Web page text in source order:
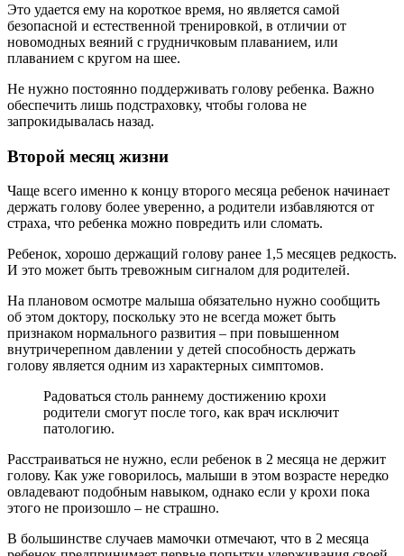
Это удается ему на короткое время, но является самой
безопасной и естественной тренировкой, в отличии от
новомодных веяний с грудничковым плаванием, или
плаванием с кругом на шее.
Не нужно постоянно поддерживать голову ребенка. Важно
обеспечить лишь подстраховку, чтобы голова не
запрокидывалась назад.
Второй месяц жизни
Чаще всего именно к концу второго месяца ребенок начинает
держать голову более уверенно, а родители избавляются от
страха, что ребенка можно повредить или сломать.
Ребенок, хорошо держащий голову ранее 1,5 месяцев редкость.
И это может быть тревожным сигналом для родителей.
На плановом осмотре малыша обязательно нужно сообщить
об этом доктору, поскольку это не всегда может быть
признаком нормального развития – при повышенном
внутричерепном давлении у детей способность держать
голову является одним из характерных симптомов.
Радоваться столь раннему достижению крохи
родители смогут после того, как врач исключит
патологию.
Расстраиваться не нужно, если ребенок в 2 месяца не держит
голову. Как уже говорилось, малыши в этом возрасте нередко
овладевают подобным навыком, однако если у крохи пока
этого не произошло – не страшно.
В большинстве случаев мамочки отмечают, что в 2 месяца